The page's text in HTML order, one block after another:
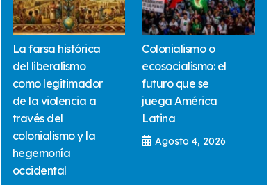
La farsa histórica
del liberalismo
como legitimador
de la violencia a
través del
colonialismo y la
hegemonía
occidental
Colonialismo o
ecosocialismo: el
futuro que se
juega América
Latina
Agosto 4, 2026